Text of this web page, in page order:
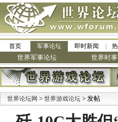
首页 军事论坛 即时新闻
世界军事论坛 世界时
世界论坛网 > 世界游戏论坛 > 发帖
·九阳全新免清洗型豆浆